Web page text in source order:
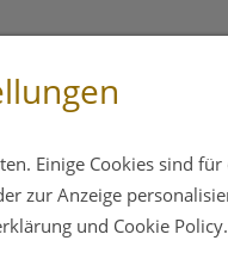
Einige Cookies sind
zur Anzeige
und Cookie Policy.